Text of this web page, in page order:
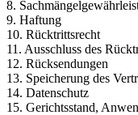
8.
9. Haftung
10. Rücktrittsrecht
11. Ausschluss des
12. Rücksendungen
13. Speicherung des
14. Datenschutz
15. Gerichtsstand,